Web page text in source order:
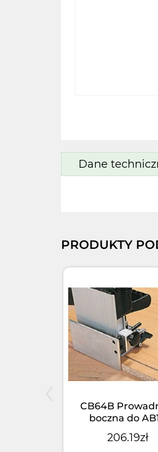
Dane
PRODUKTY
CB64B
boczna do
206.19zł